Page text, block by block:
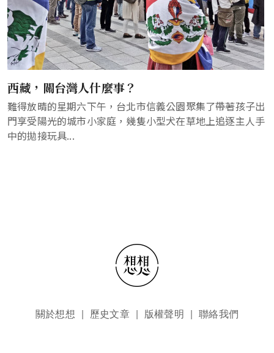
西藏，關台灣人什麼事？
難得放晴的星期六下午，台北市信義公園聚集了帶著孩子出
門享受陽光的城市小家庭，幾隻小型犬在草地上追逐主人手
中的拋接玩具...
頁尾選單關於想想 歷史文章 版權聲明 聯絡我們